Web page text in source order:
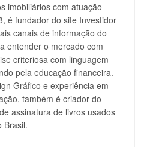
imobiliários com atuação
é fundador do site Investidor
canais de informação do
entender o mercado com
criteriosa com linguagem
pela educação financeira.
Gráfico e experiência em
também é criador do
assinatura de livros usados
Brasil.